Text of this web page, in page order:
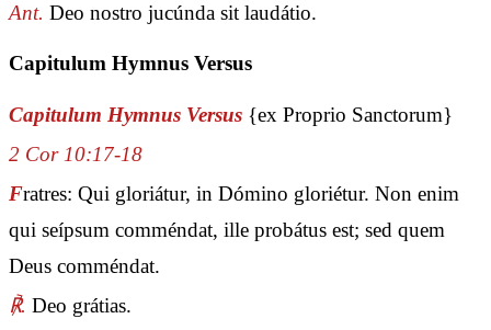
Ant. Deo nostro jucúnda sit laudátio.
Capitulum Hymnus Versus
Capitulum Hymnus Versus {ex Proprio Sanctorum}
2 Cor 10:17-18
Fratres: Qui gloriátur, in Dómino gloriétur. Non enim
qui seípsum comméndat, ille probátus est; sed quem
Deus comméndat.
℟. Deo grátias.